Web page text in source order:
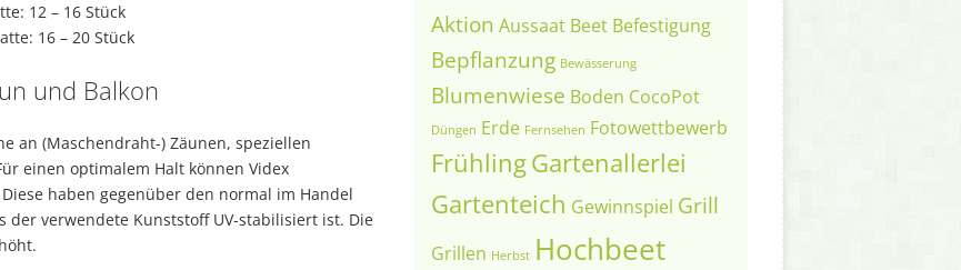
12 – 16 Stück
16 – 20 Stück
und Balkon
an (Maschendraht-) Zäunen, speziellen
einen optimalem Halt können Videx
haben gegenüber den normal im Handel
verwendete Kunststoff UV-stabilisiert ist. Die
Aktion Aussaat Beet Befestigung
Bepflanzung Bewässerung
Blumenwiese Boden CocoPot
Düngen Erde Fernsehen Fotowettbewerb
FrühlingGartenallerlei
Gartenteich Gewinnspiel Grill
Grillen Herbst Hochbeet